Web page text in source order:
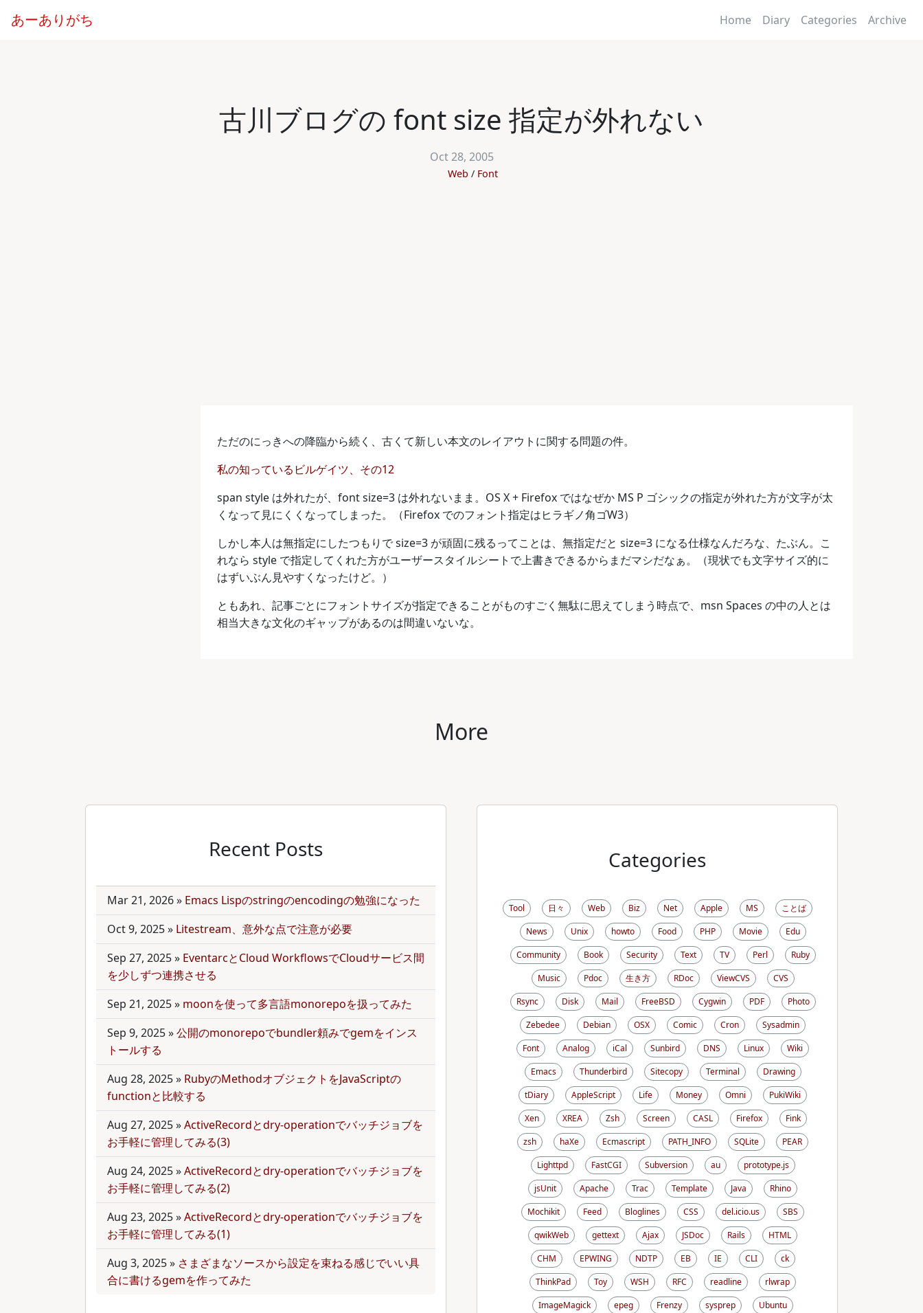
あーありがち Home Diary Categories Archive
古川ブログの font size 指定が外れない
Oct 28, 2005
Web Font
ただのにっきへの降臨から続く、古くて新しい本文のレイアウトに関する問題の件。
私の知っているビルゲイツ、その12
span style は外れたが、font size=3 は外れないまま。OS X + Firefox ではなぜか MS P ゴシックの指定が外れた方が文字が太
くなって見にくくなってしまった。（Firefox でのフォント指定はヒラギノ角ゴW3）
しかし本人は無指定にしたつもりで size=3 が頑固に残るってことは、無指定だと size=3 になる仕様なんだろな、たぶん。こ
れなら style で指定してくれた方がユーザースタイルシートで上書きできるからまだマシだなぁ。（現状でも文字サイズ的に
はずいぶん見やすくなったけど。）
ともあれ、記事ごとにフォントサイズが指定できることがものすごく無駄に思えてしまう時点で、msn Spaces の中の人とは
相当大きな文化のギャップがあるのは間違いないな。
More
Recent Posts
Mar 21, 2026» Emacs Lispのstringのencodingの勉強になった
Oct 9, 2025» Litestream、意外な点で注意が必要
Sep 27, 2025» EventarcとCloud WorkflowsでCloudサービス間
を少しずつ連携させる
Sep 21, 2025» moonを使って多言語monorepoを扱ってみた
Sep 9, 2025»公開のmonorepoでbundler頼みでgemをインス
トールする
Aug 28, 2025» RubyのMethodオブジェクトをJavaScriptの
functionと比較する
Aug 27, 2025»ActiveRecordとdry-operationでバッチジョブを
お手軽に管理してみる(3)
Aug 24, 2025»ActiveRecordとdry-operationでバッチジョブを
お手軽に管理してみる(2)
Aug 23, 2025»ActiveRecordとdry-operationでバッチジョブを
お手軽に管理してみる(1)
Aug 3, 2025» さまざまなソースから設定を束ねる感じでいい具
合に書けるgemを作ってみた
Categories
Tool 日々 Web Biz Net Apple MS
ことば
News
Unix howto Food PHP Movie
Edu
Community
Book Security Text TV Perl
Ruby
Music
Pdoc 生き方 RDoc ViewCVS
CVS
Rsync
Disk Mail FreeBSD Cygwin PDF
Photo
Zebedee
Debian OSX Comic Cron
Sysadmin
Font
Analog iCal Sunbird DNS Linux
Wiki
Emacs
Thunderbird Sitecopy Terminal
Drawing
tDiary
AppleScript Life Money Omni
PukiWiki
Xen
XREA Zsh Screen CASL Firefox
Fink
zsh
haXe Ecmascript PATH_INFO SQLite
PEAR
Lighttpd
FastCGI Subversion au
prototype.js
jsUnit
Apache Trac Template Java
Rhino
Mochikit
Feed Bloglines CSS del.icio.us
SBS
qwikWeb
gettext Ajax JSDoc Rails
HTML
CHM
EPWING NDTP EB IE CLI
ck
ThinkPad
Toy WSH RFC readline
rlwrap
ImageMagick
epeg Frenzy sysprep
Ubuntu